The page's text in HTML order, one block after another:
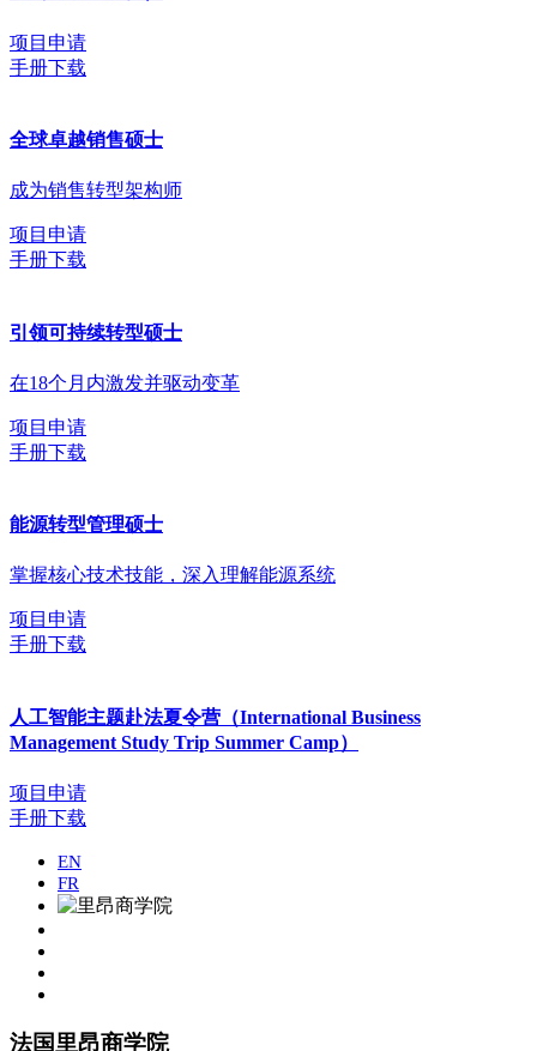
项目申请
手册下载
全球卓越销售硕士
成为销售转型架构师
项目申请
手册下载
引领可持续转型硕士
在18个月内激发并驱动变革
项目申请
手册下载
能源转型管理硕士
掌握核心技术技能，深入理解能源系统
项目申请
手册下载
人工智能主题赴法夏令营（International Business
Management Study Trip Summer Camp）
项目申请
手册下载
EN
FR
法国里昂商学院